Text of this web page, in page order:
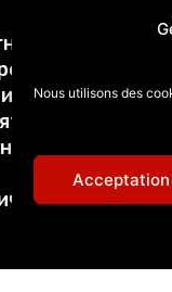
Nous utilisons des
Acceptation
добър ефект ,
си
2011-та
на
точно
данни.